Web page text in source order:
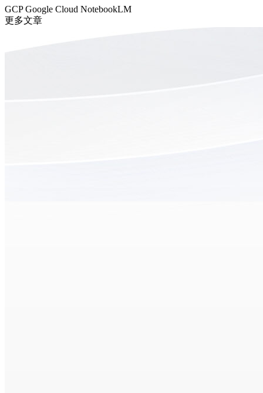
GCP Google Cloud NotebookLM
更多文章